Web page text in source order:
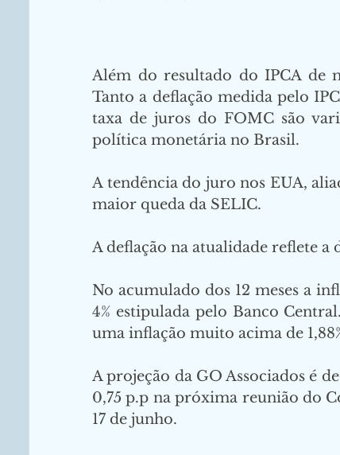
Coronavírus Infraestrutura Crise
Além do resultado do IPCA de
Tanto a deflação medida pelo
taxa de juros do FOMC são
política monetária no Brasil.
A tendência do juro nos EUA,
maior queda da SELIC.
A deflação na atualidade reflete a
No acumulado dos 12 meses a
4% estipulada pelo Banco
uma inflação muito acima de
A projeção da GO Associados é
0,75 p.p na próxima reunião do
17 de junho.